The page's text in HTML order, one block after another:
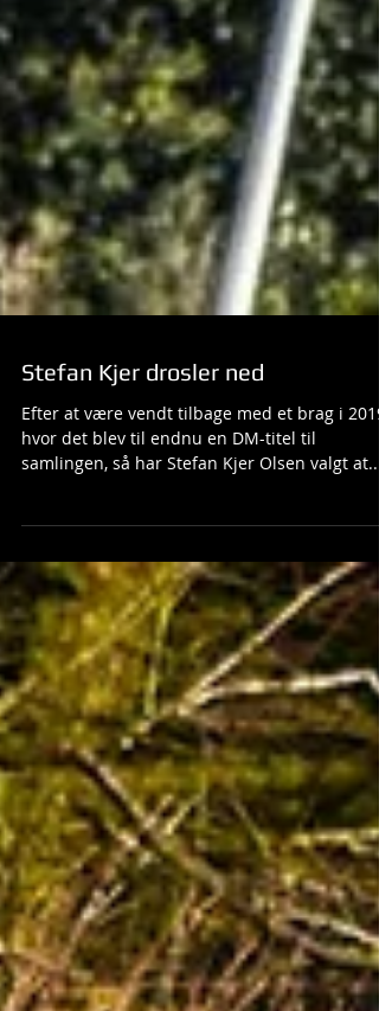
Stefan Kjer drosler ned
Efter at være vendt tilbage med et brag i 2019,
hvor det blev til endnu en DM-titel til
samlingen, så har Stefan Kjer Olsen valgt at...